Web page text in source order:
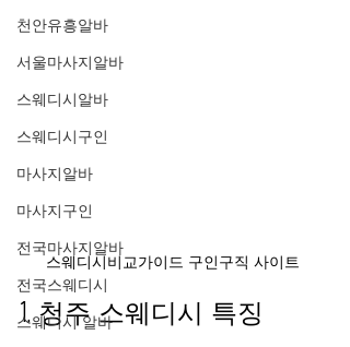
천안유흥알바
서울마사지알바
스웨디시알바
스웨디시구인
마사지알바
마사지구인
전국마사지알바
전국스웨디시
스웨디시 알바
스웨디시비교가이드 구인구직 사이트
1. 청주 스웨디시 특징